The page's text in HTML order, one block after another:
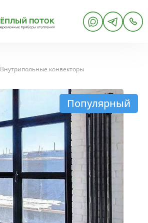
Внутрипольные конвекторы
Популярный